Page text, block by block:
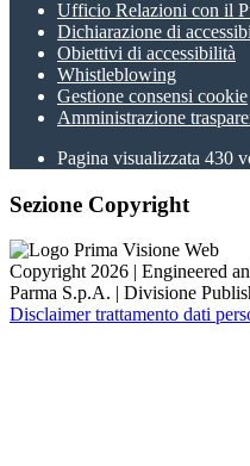
Ufficio Relazioni con il
Dichiarazione di
Obiettivi di accessibilità
Whistleblowing
Gestione consensi cookie
Amministrazione
Pagina visualizzata 430
Sezione Copyright
Copyright 2026 | Engineered
Parma S.p.A. | Divisione
Disclaimer trattamento dati